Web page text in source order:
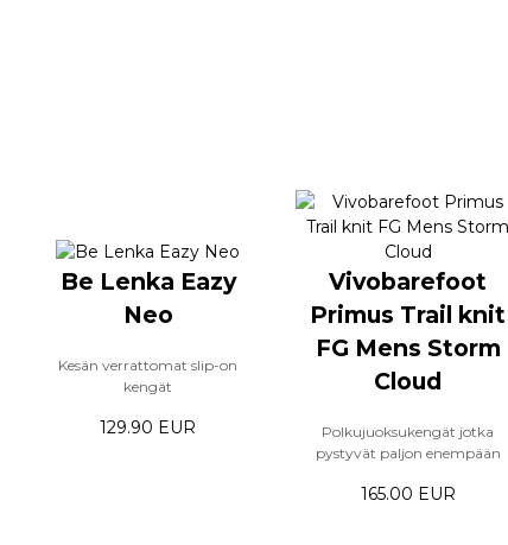
Be Lenka Eazy
Neo
Kesän verrattomat slip-on
kengät
129.90 EUR
Vivobarefoot
Primus Trail knit
FG Mens Storm
Cloud
Polkujuoksukengät jotka
pystyvät paljon enempään
165.00 EUR